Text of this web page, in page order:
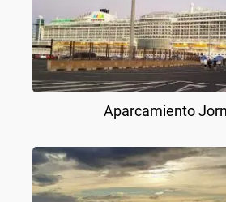
Aparcamiento